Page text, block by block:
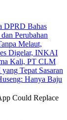
DPRD Bahas
Perubahan
Melaut,
Digelar, INKAI
Kali, PT CLM
Tepat Sasaran
Hanya Baju
Could Replace